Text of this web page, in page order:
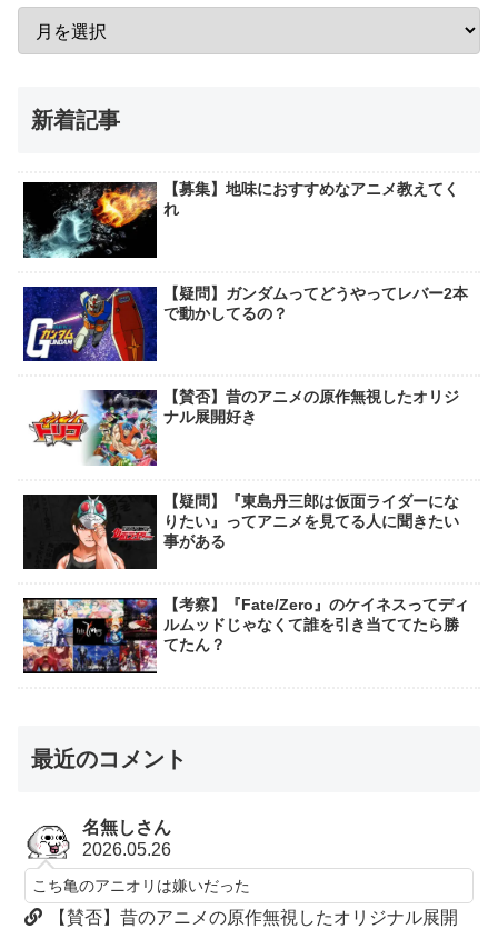
新着記事
【募集】地味におすすめなアニメ教えてく
れ
【疑問】ガンダムってどうやってレバー2本
で動かしてるの？
【賛否】昔のアニメの原作無視したオリジ
ナル展開好き
【疑問】『東島丹三郎は仮面ライダーにな
りたい』ってアニメを見てる人に聞きたい
事がある
【考察】『Fate/Zero』のケイネスってディ
ルムッドじゃなくて誰を引き当ててたら勝
てたん？
最近のコメント
名無しさん
2026.05.26
こち亀のアニオリは嫌いだった
【賛否】昔のアニメの原作無視したオリジナル展開